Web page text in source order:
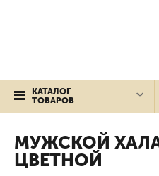
КАТАЛОГ
ТОВАРОВ
МУЖСКОЙ
ЦВЕТНОЙ